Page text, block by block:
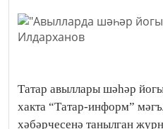
Татар авыллары шәһәр
хакта “Татар-информ”
хәбәрчесенә танылган